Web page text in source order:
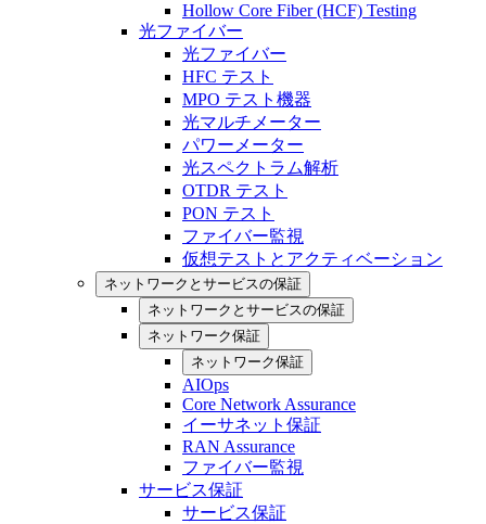
Hollow Core Fiber (HCF) Testing
光ファイバー
光ファイバー
HFC テスト
MPO テスト機器
光マルチメーター
パワーメーター
光スペクトラム解析
OTDR テスト
PON テスト
ファイバー監視
仮想テストとアクティベーション
ネットワークとサービスの保証
ネットワークとサービスの保証
ネットワーク保証
ネットワーク保証
AIOps
Core Network Assurance
イーサネット保証
RAN Assurance
ファイバー監視
サービス保証
サービス保証